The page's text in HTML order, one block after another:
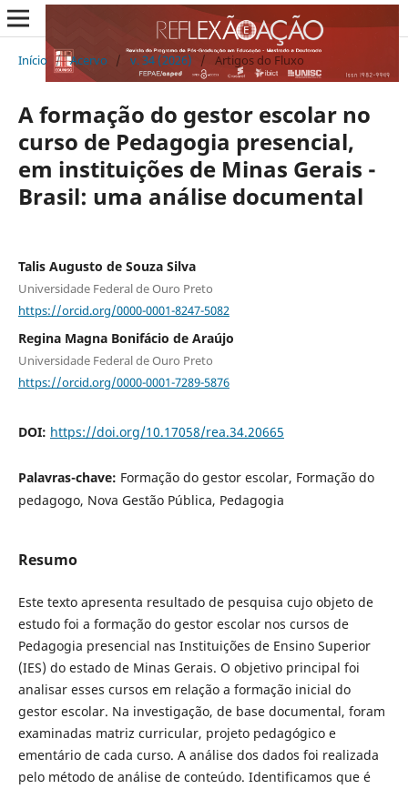
Início / Acervo / v. 34 (2026) / Artigos do Fluxo
A formação do gestor escolar no
curso de Pedagogia presencial,
em instituições de Minas Gerais -
Brasil: uma análise documental
Talis Augusto de Souza Silva
Universidade Federal de Ouro Preto
https://orcid.org/0000-0001-8247-5082
Regina Magna Bonifácio de Araújo
Universidade Federal de Ouro Preto
https://orcid.org/0000-0001-7289-5876
DOI: https://doi.org/10.17058/rea.34.20665
Palavras-chave: Formação do gestor escolar, Formação do
pedagogo, Nova Gestão Pública, Pedagogia
Resumo
Este texto apresenta resultado de pesquisa cujo objeto de
estudo foi a formação do gestor escolar nos cursos de
Pedagogia presencial nas Instituições de Ensino Superior
(IES) do estado de Minas Gerais. O objetivo principal foi
analisar esses cursos em relação a formação inicial do
gestor escolar. Na investigação, de base documental, foram
examinadas matriz curricular, projeto pedagógico e
ementário de cada curso. A análise dos dados foi realizada
pelo método de análise de conteúdo. Identificamos que é